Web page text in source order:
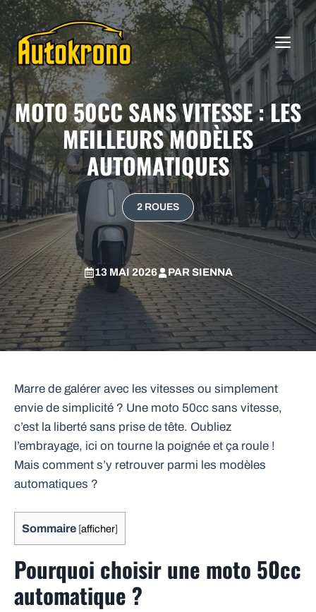
Aller
au
contenu
MOTO 50CC SANS VITESSE : LES
MEILLEURS MODÈLES
AUTOMATIQUES
2 ROUES
13 MAI 2026 PARSIENNA
Marre de galérer avec les vitesses ou simplement
envie de simplicité ? Une moto 50cc sans vitesse,
c’est la liberté sans prise de tête. Oubliez
l’embrayage, ici on tourne la poignée et ça roule !
Mais comment s’y retrouver parmi les modèles
automatiques ?
Sommaire [afficher]
Pourquoi choisir une moto 50cc
automatique ?